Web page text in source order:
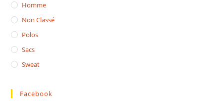
Homme
Non Classé
Polos
Sacs
Sweat
Facebook